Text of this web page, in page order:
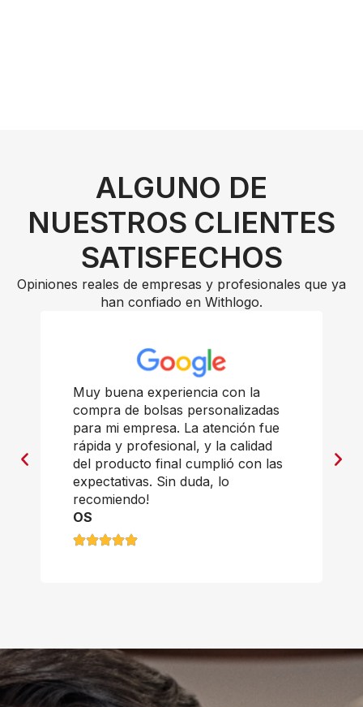
ALGUNO DE
NUESTROS CLIENTES
SATISFECHOS
Opiniones reales de empresas y profesionales que ya
han confiado en Withlogo.
Muy buena experiencia con la
compra de bolsas personalizadas
para mi empresa. La atención fue
rápida y profesional, y la calidad
del producto final cumplió con las
expectativas. Sin duda, lo
recomiendo!
OS